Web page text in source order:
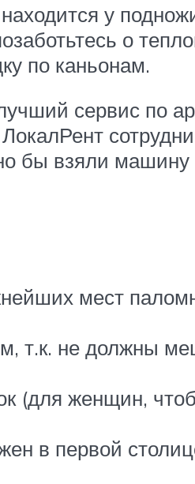
у
о
по каньонам.
сервис по
бы взяли машину
мест
т.к. не должны
(для женщин,
в первой